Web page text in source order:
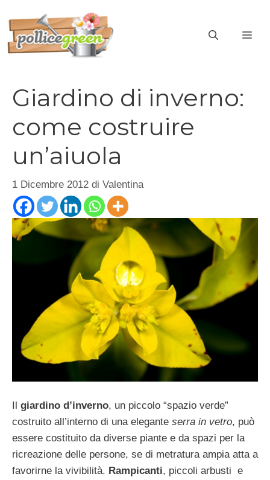
contenuto
Giardino di inverno:
come costruire
un’aiuola
1 Dicembre 2012 di Valentina
Il giardino d’inverno, un piccolo “spazio verde”
costruito all’interno di una elegante serra in vetro, può
essere costituito da diverse piante e da spazi per la
ricreazione delle persone, se di metratura ampia atta a
favorirne la vivibilità. Rampicanti, piccoli arbusti e